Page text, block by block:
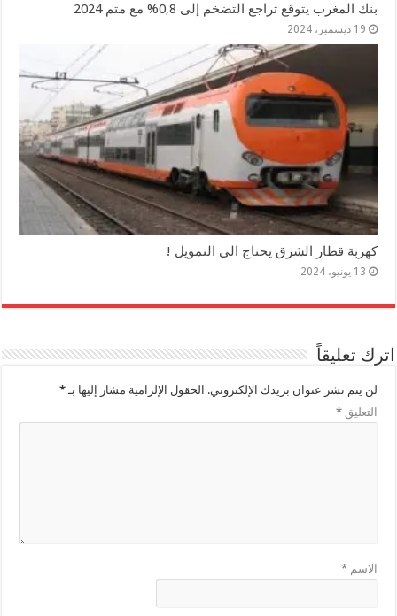
بنك المغرب يتوقع تراجع التضخم إلى 0,8% مع متم 2024
19 ديسمبر، 2024
كهربة قطار الشرق يحتاج الى التمويل !
13 يونيو، 2024
اترك تعليقاً
لن يتم نشر عنوان بريدك الإلكتروني. الحقول الإلزامية مشار إليها بـ*
التعليق*
الاسم*